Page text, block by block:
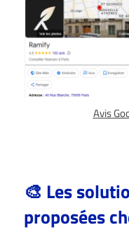
Avis
🎨 Les
proposées